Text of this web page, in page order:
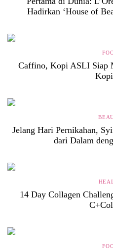
Hadirkan ‘House of
Caffino, Kopi ASLI Siap
Jelang Hari Pernikahan,
dari Dalam
14 Day Collagen